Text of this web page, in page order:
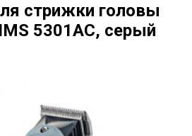
стрижки головы
5301АС, серый